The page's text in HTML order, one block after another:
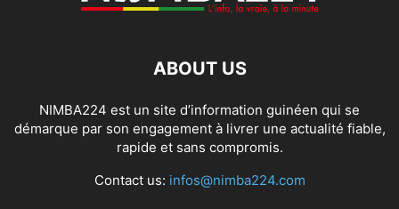
ABOUT US
NIMBA224 est un site d’information guinéen qui se
démarque par son engagement à livrer une actualité fiable,
rapide et sans compromis.
Contact us: infos@nimba224.com